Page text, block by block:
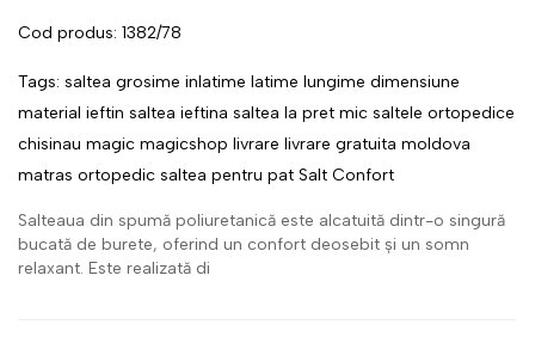
Cod produs: 1382/78
Tags: saltea grosime inlatime latime lungime dimensiune
material ieftin saltea ieftina saltea la pret mic saltele ortopedice
chisinau magic magicshop livrare livrare gratuita moldova
matras ortopedic saltea pentru pat Salt Confort
Salteaua din spumă poliuretanică este alcatuită dintr-o singură
bucată de burete, oferind un confort deosebit și un somn
relaxant. Este realizată di